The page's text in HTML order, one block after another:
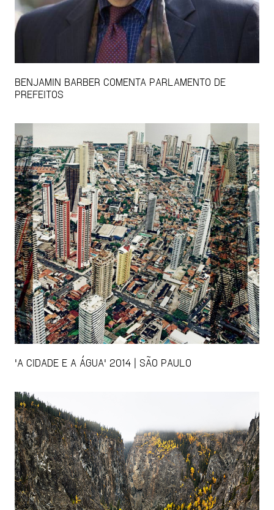
BENJAMIN BARBER COMENTA PARLAMENTO DE
PREFEITOS
'A CIDADE E A ÁGUA' 2014 | SÃO PAULO